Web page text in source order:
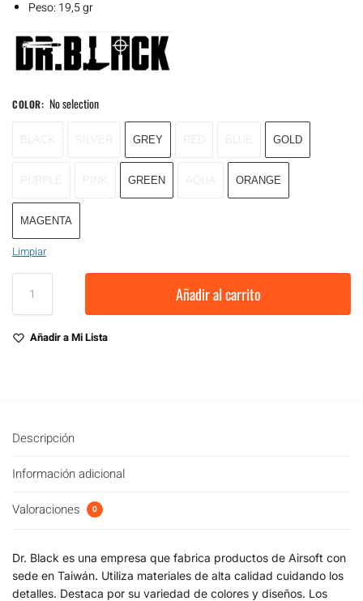
Peso: 19,5 gr
COLOR: No selection
GREY GOLD
GREEN ORANGE
MAGENTA
Limpiar
Añadir al carrito
Añadir a Mi Lista
Descripción
Información adicional
Valoraciones 0
Dr. Black es una empresa que fabrica productos de Airsoft con
sede en Taiwán. Utiliza materiales de alta calidad cuidando los
detalles. Destaca por su variedad de colores y diseños. Los